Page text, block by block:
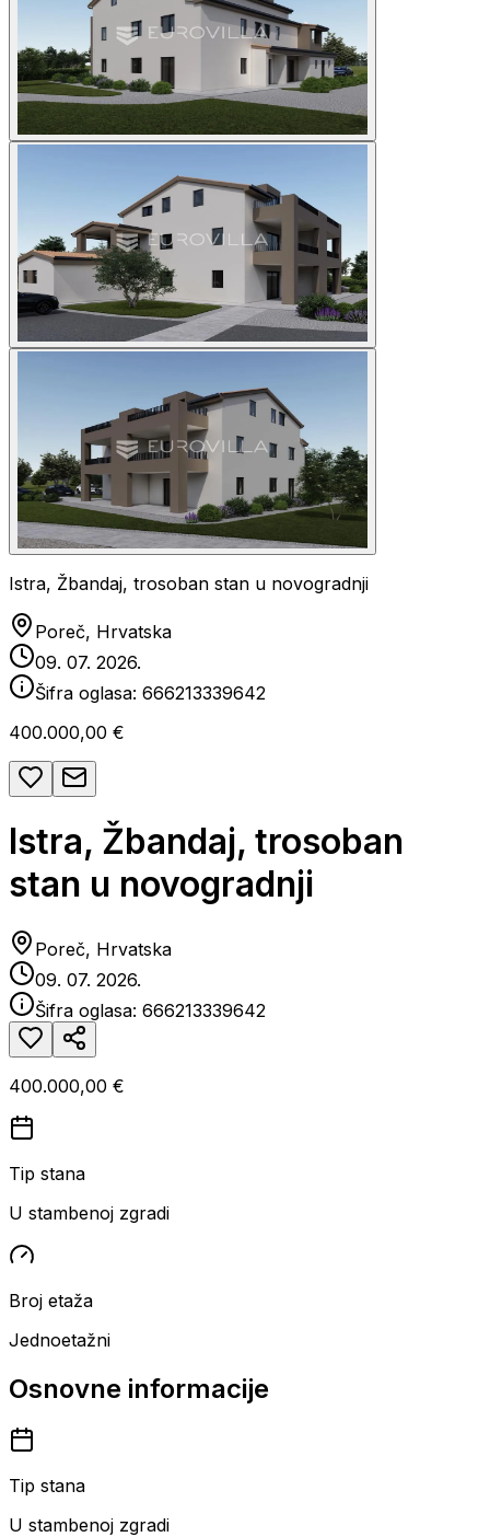
Istra, Žbandaj, trosoban stan u novogradnji
Poreč, Hrvatska
09. 07. 2026.
Šifra oglasa: 666213339642
400.000,00 €
Istra, Žbandaj, trosoban
stan u novogradnji
Poreč, Hrvatska
09. 07. 2026.
Šifra oglasa: 666213339642
400.000,00 €
Tip stana
U stambenoj zgradi
Broj etaža
Jednoetažni
Osnovne informacije
Tip stana
U stambenoj zgradi